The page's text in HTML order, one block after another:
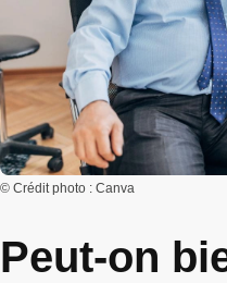
© Crédit photo : Canva
Peut-on